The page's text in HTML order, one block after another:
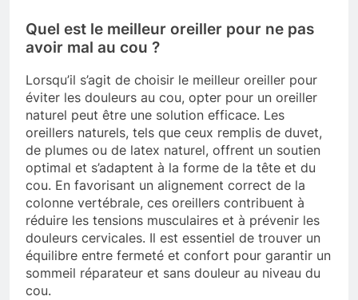
Quel est le meilleur oreiller pour ne pas
avoir mal au cou ?
Lorsqu’il s’agit de choisir le meilleur oreiller pour
éviter les douleurs au cou, opter pour un oreiller
naturel peut être une solution efficace. Les
oreillers naturels, tels que ceux remplis de duvet,
de plumes ou de latex naturel, offrent un soutien
optimal et s’adaptent à la forme de la tête et du
cou. En favorisant un alignement correct de la
colonne vertébrale, ces oreillers contribuent à
réduire les tensions musculaires et à prévenir les
douleurs cervicales. Il est essentiel de trouver un
équilibre entre fermeté et confort pour garantir un
sommeil réparateur et sans douleur au niveau du
cou.